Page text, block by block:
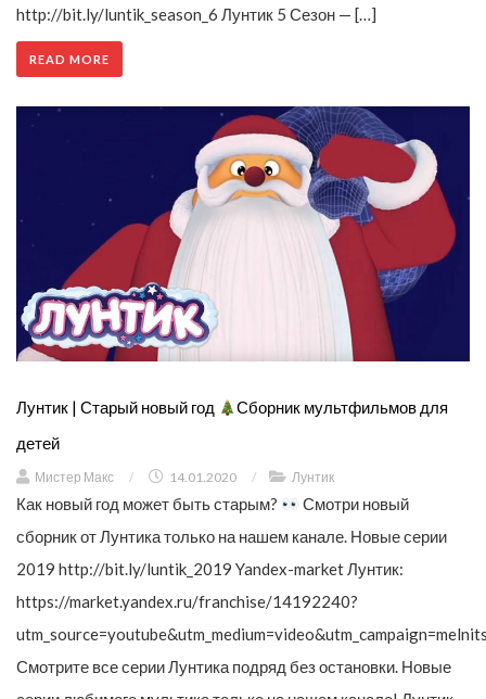
http://bit.ly/luntik_season_6 Лунтик 5 Сезон — […]
READ MORE
Лунтик | Старый новый год
Сборник мультфильмов для
детей
Мистер Макс / 14.01.2020 / Лунтик
Как новый год может быть старым?
Смотри новый
сборник от Лунтика только на нашем канале. Новые серии
2019 http://bit.ly/luntik_2019 Yandex-market Лунтик:
https://market.yandex.ru/franchise/14192240?
Смотрите все серии Лунтика подряд без остановки. Новые